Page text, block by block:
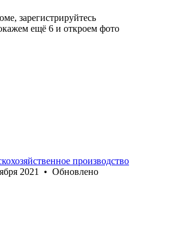
зарегистрируйтесь
ещё 6 и откроем фото
производство
2021 • Обновлено